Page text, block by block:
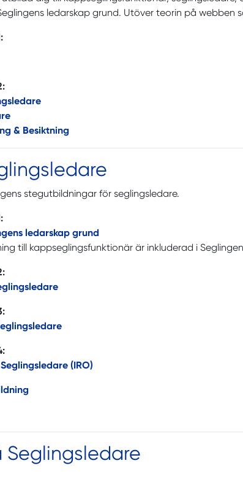
ledarskap grund. Utöver teorin på
& Besiktning
stegutbildningar för seglingsledare.
ledarskap grund
till kappseglingsfunktionär är inkluderad i
(IRO)
Seglingsledare